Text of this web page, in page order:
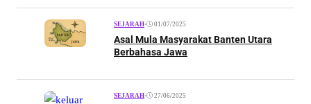
SEJARAH• 01/07/2025
Asal Mula Masyarakat Banten Utara
Berbahasa Jawa
SEJARAH• 27/06/2025